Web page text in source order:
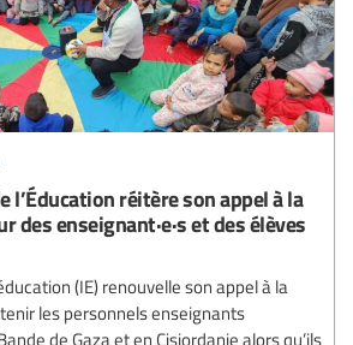
l’Éducation réitère son appel à la
des enseignant·e·s et des élèves
(IE) renouvelle son appel à la
les personnels enseignants
de Gaza et en Cisjordanie alors qu’ils